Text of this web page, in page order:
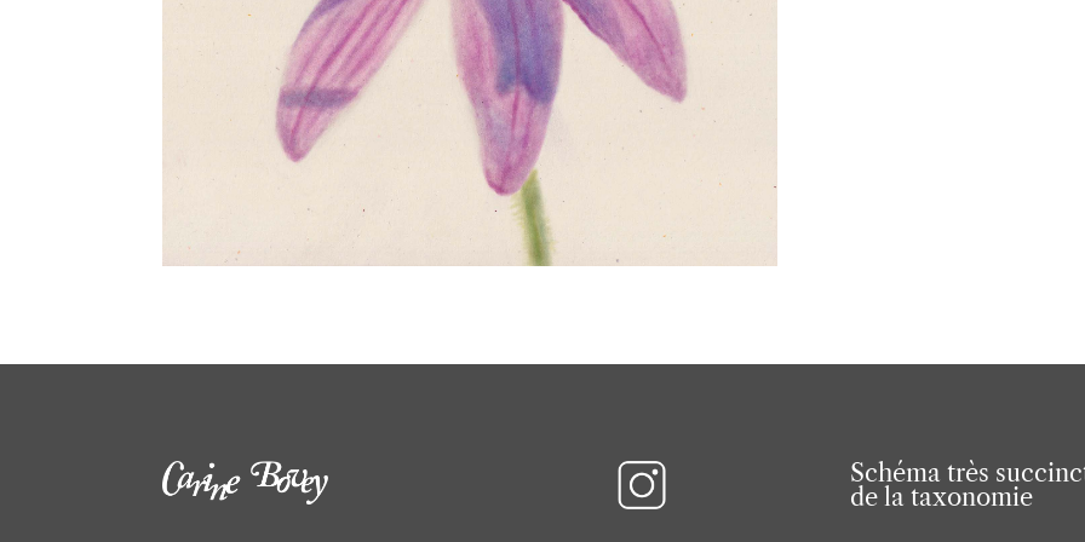
Schéma très
de la taxonomie